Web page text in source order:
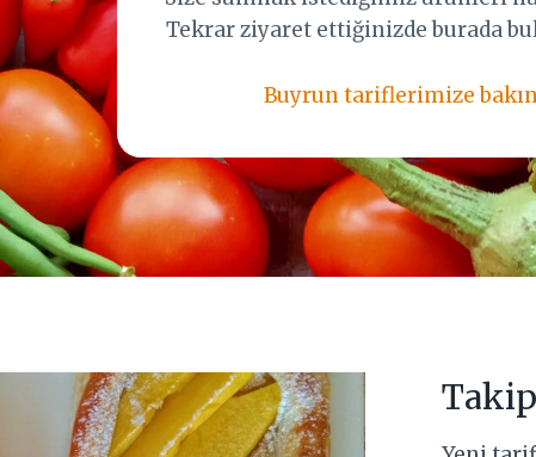
Tekrar ziyaret ettiğinizde burada
Buyrun tariflerimize